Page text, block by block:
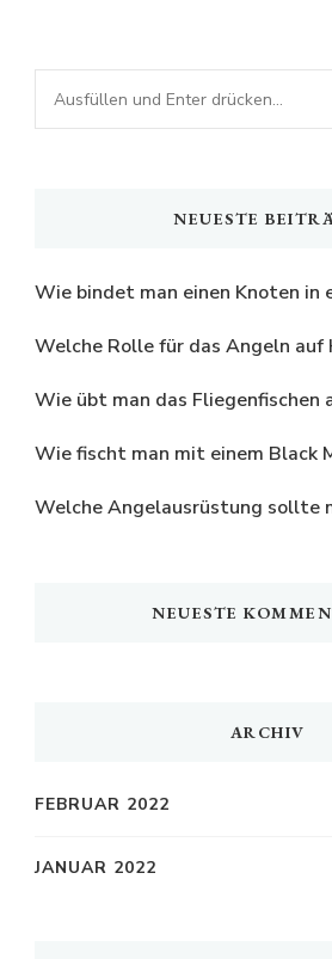
Suchst
du
NEUESTE
Wie bindet man einen Knoten in
Welche Rolle für das Angeln auf
Wie übt man das Fliegenfischen
Wie fischt man mit einem Black
Welche Angelausrüstung sollte
NEUESTE
ARCHIV
FEBRUAR 2022
JANUAR 2022